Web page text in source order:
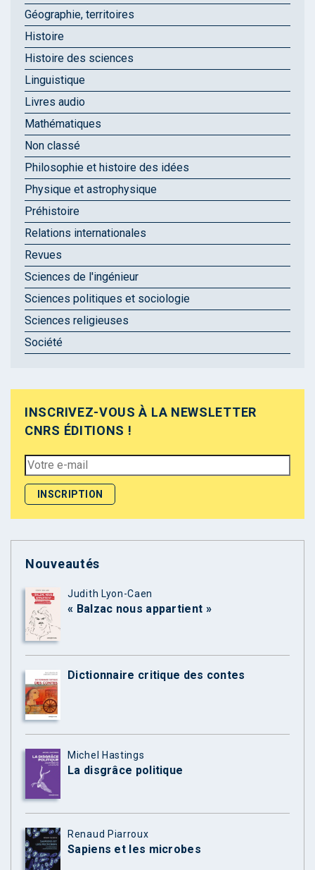
Géographie, territoires
Histoire
Histoire des sciences
Linguistique
Livres audio
Mathématiques
Non classé
Philosophie et histoire des idées
Physique et astrophysique
Préhistoire
Relations internationales
Revues
Sciences de l'ingénieur
Sciences politiques et sociologie
Sciences religieuses
Société
INSCRIVEZ-VOUS À LA NEWSLETTER
CNRS ÉDITIONS !
Nouveautés
Judith Lyon-Caen
« Balzac nous appartient »
Dictionnaire critique des contes
Michel Hastings
La disgrâce politique
Renaud Piarroux
Sapiens et les microbes